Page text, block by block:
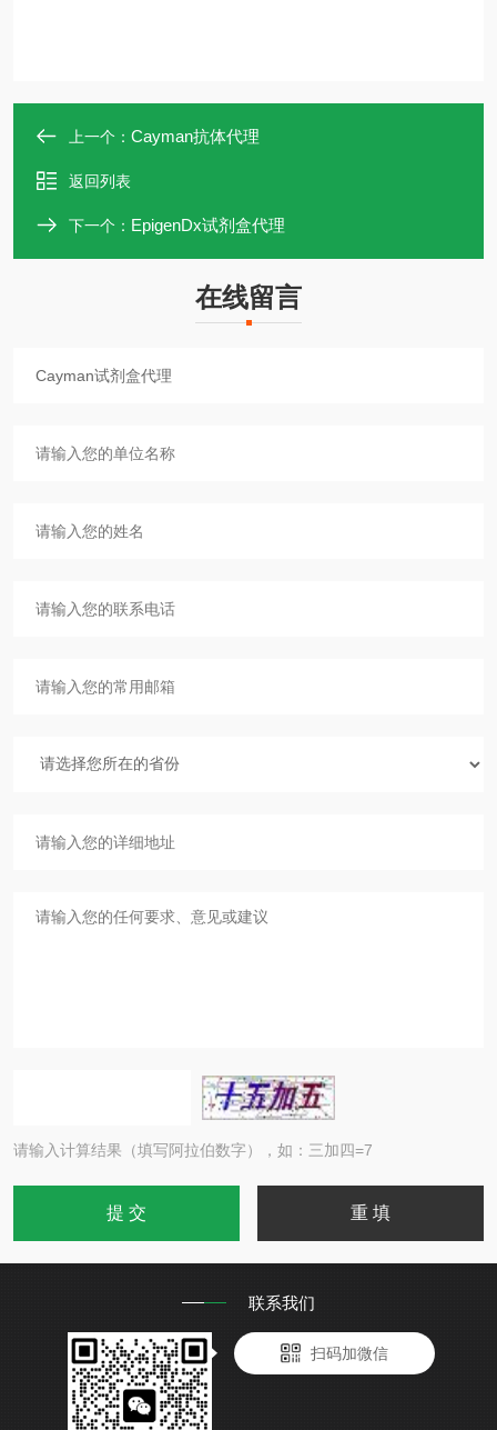
上一个： Cayman抗体代理
返回列表
下一个： EpigenDx试剂盒代理
在线留言
请输入计算结果（填写阿拉伯数字），如：三加四=7
联系我们
扫码加微信